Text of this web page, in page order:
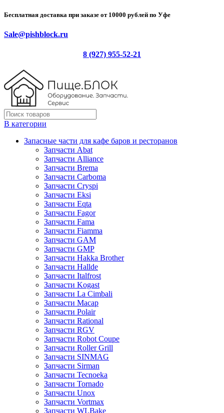
Бесплатная доставка при заказе от 10000 рублей по Уфе
Sale@pishblock.ru
8 (927) 955-52-21
В категории
Запасные части для кафе баров и ресторанов
Запчасти Abat
Запчасти Alliance
Запчасти Brema
Запчасти Carboma
Запчасти Cryspi
Запчасти Eksi
Запчасти Eqta
Запчасти Fagor
Запчасти Fama
Запчасти Fiamma
Запчасти GAM
Запчасти GMP
Запчасти Hakka Brother
Запчасти Hallde
Запчасти Italfrost
Запчасти Kogast
Запчасти La Cimbali
Запчасти Macap
Запчасти Polair
Запчасти Rational
Запчасти RGV
Запчасти Robot Coupe
Запчасти Roller Grill
Запчасти SINMAG
Запчасти Sirman
Запчасти Tecnoeka
Запчасти Tornado
Запчасти Unox
Запчасти Vortmax
Запчасти WLBake